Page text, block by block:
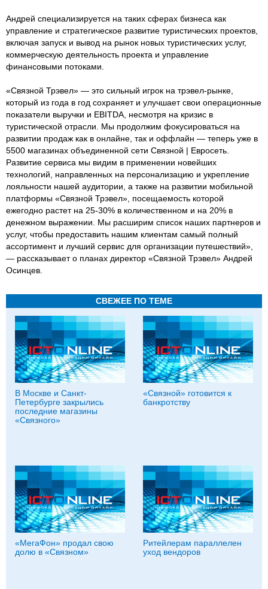
Андрей специализируется на таких сферах бизнеса как
управление и стратегическое развитие туристических проектов,
включая запуск и вывод на рынок новых туристических услуг,
коммерческую деятельность проекта и управление
финансовыми потоками.
«Связной Трэвел» — это сильный игрок на трэвел-рынке,
который из года в год сохраняет и улучшает свои операционные
показатели выручки и EBITDA, несмотря на кризис в
туристической отрасли. Мы продолжим фокусироваться на
развитии продаж как в онлайне, так и оффлайн — теперь уже в
5500 магазинах объединенной сети Связной | Евросеть.
Развитие сервиса мы видим в применении новейших
технологий, направленных на персонализацию и укрепление
лояльности нашей аудитории, а также на развитии мобильной
платформы «Связной Трэвел», посещаемость которой
ежегодно растет на 25-30% в количественном и на 20% в
денежном выражении. Мы расширим список наших партнеров и
услуг, чтобы предоставить нашим клиентам самый полный
ассортимент и лучший сервис для организации путешествий»,
— рассказывает о планах директор «Связной Трэвел» Андрей
Осинцев.
СВЕЖЕЕ ПО ТЕМЕ
В Москве и Санкт-
Петербурге закрылись
последние магазины
«Связного»
«Связной» готовится к
банкротству
«МегаФон» продал свою
долю в «Связном»
Ритейлерам параллелен
уход вендоров